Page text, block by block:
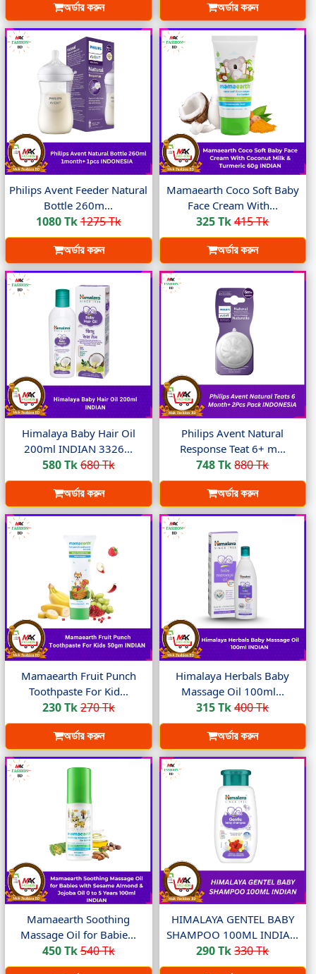
অর্ডার করুন অর্ডার করুন
Philips Avent Feeder Natural
Bottle 260m...
1080 Tk1275 Tk
অর্ডার করুন
Mamaearth Coco Soft Baby
Face Cream With...
325 Tk415 Tk
অর্ডার করুন
Himalaya Baby Hair Oil
200ml INDIAN 3326...
580 Tk680 Tk
অর্ডার করুন
Philips Avent Natural
Response Teat 6+ m...
748 Tk880 Tk
অর্ডার করুন
Mamaearth Fruit Punch
Toothpaste For Kid...
230 Tk270 Tk
অর্ডার করুন
Himalaya Herbals Baby
Massage Oil 100ml...
315 Tk400 Tk
অর্ডার করুন
Mamaearth Soothing
Massage Oil for Babie...
450 Tk540 Tk
HIMALAYA GENTEL BABY
SHAMPOO 100ML INDIA...
290 Tk330 Tk